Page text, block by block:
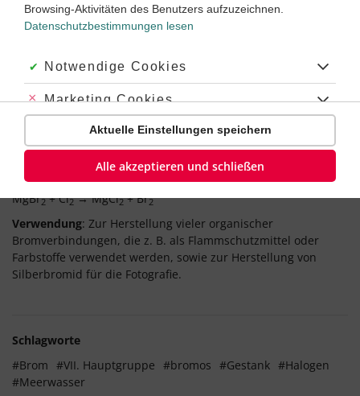
Mischelement.
riechen; Fp. -7,2 °C, Sp. 58,78 °C.
Chemische Eigenschaften: Reagiert alsHalogen, aber
weniger reaktiv alsChlor. In Verbindungen treten die
Oxidationsstufen -1, +1, +3, +5 und +7 auf.
Gewinnung
Einleiten von Chlor aus den gelöstenBromiden
MgBr2+ Cl2→ MgCl2+ Br2
Verwendung: Zur Herstellung vieler organischer
Bromverbindungen, die z. B. als Flammschutzmittel oder
Farbstoffe verwendet werden, sowie zur Herstellung von
Silberbromid für die Fotografie.
Schlagworte
#Brom #VII. Hauptgruppe #bromos #Gestank #Halogen
#Meerwasser
Browsing-Aktivitäten des Benutzers aufzuzeichnen.
Datenschutzbestimmungen lesen
Akzeptiert:
Notwendige Cookies
Abgelehnt:
Marketing Cookies
Abgelehnt:
Personalisierungs-Cookies
Aktuelle Einstellungen speichern
Alle akzeptieren und schließen